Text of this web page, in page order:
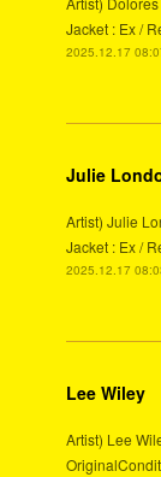
Jacket : Ex /
2025.12.17
Julie
Artist) Julie
Jacket : Ex /
2025.12.17
Lee Wiley
Artist) Lee